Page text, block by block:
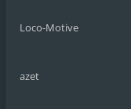
Loco-Motive
azet